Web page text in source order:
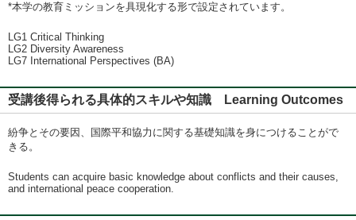
*本学の教育ミッションを具現化する形で設定されています。
LG1 Critical Thinking
LG2 Diversity Awareness
LG7 International Perspectives (BA)
受講後得られる具体的スキルや知識 Learning Outcomes
紛争とその要因、国際平和協力に関する基礎知識を⾝につけることがで
きる。
Students can acquire basic knowledge about conflicts and their causes,
and international peace cooperation.